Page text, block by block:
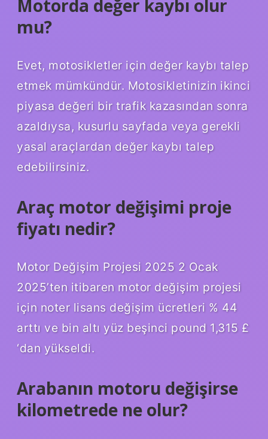
Motorda değer kaybı olur
mu?
Evet, motosikletler için değer kaybı talep
etmek mümkündür. Motosikletinizin ikinci
piyasa değeri bir trafik kazasından sonra
azaldıysa, kusurlu sayfada veya gerekli
yasal araçlardan değer kaybı talep
edebilirsiniz.
Araç motor değişimi proje
fiyatı nedir?
Motor Değişim Projesi 2025 2 Ocak
2025’ten itibaren motor değişim projesi
için noter lisans değişim ücretleri % 44
arttı ve bin altı yüz beşinci pound 1,315 £
‘dan yükseldi.
Arabanın motoru değişirse
kilometrede ne olur?